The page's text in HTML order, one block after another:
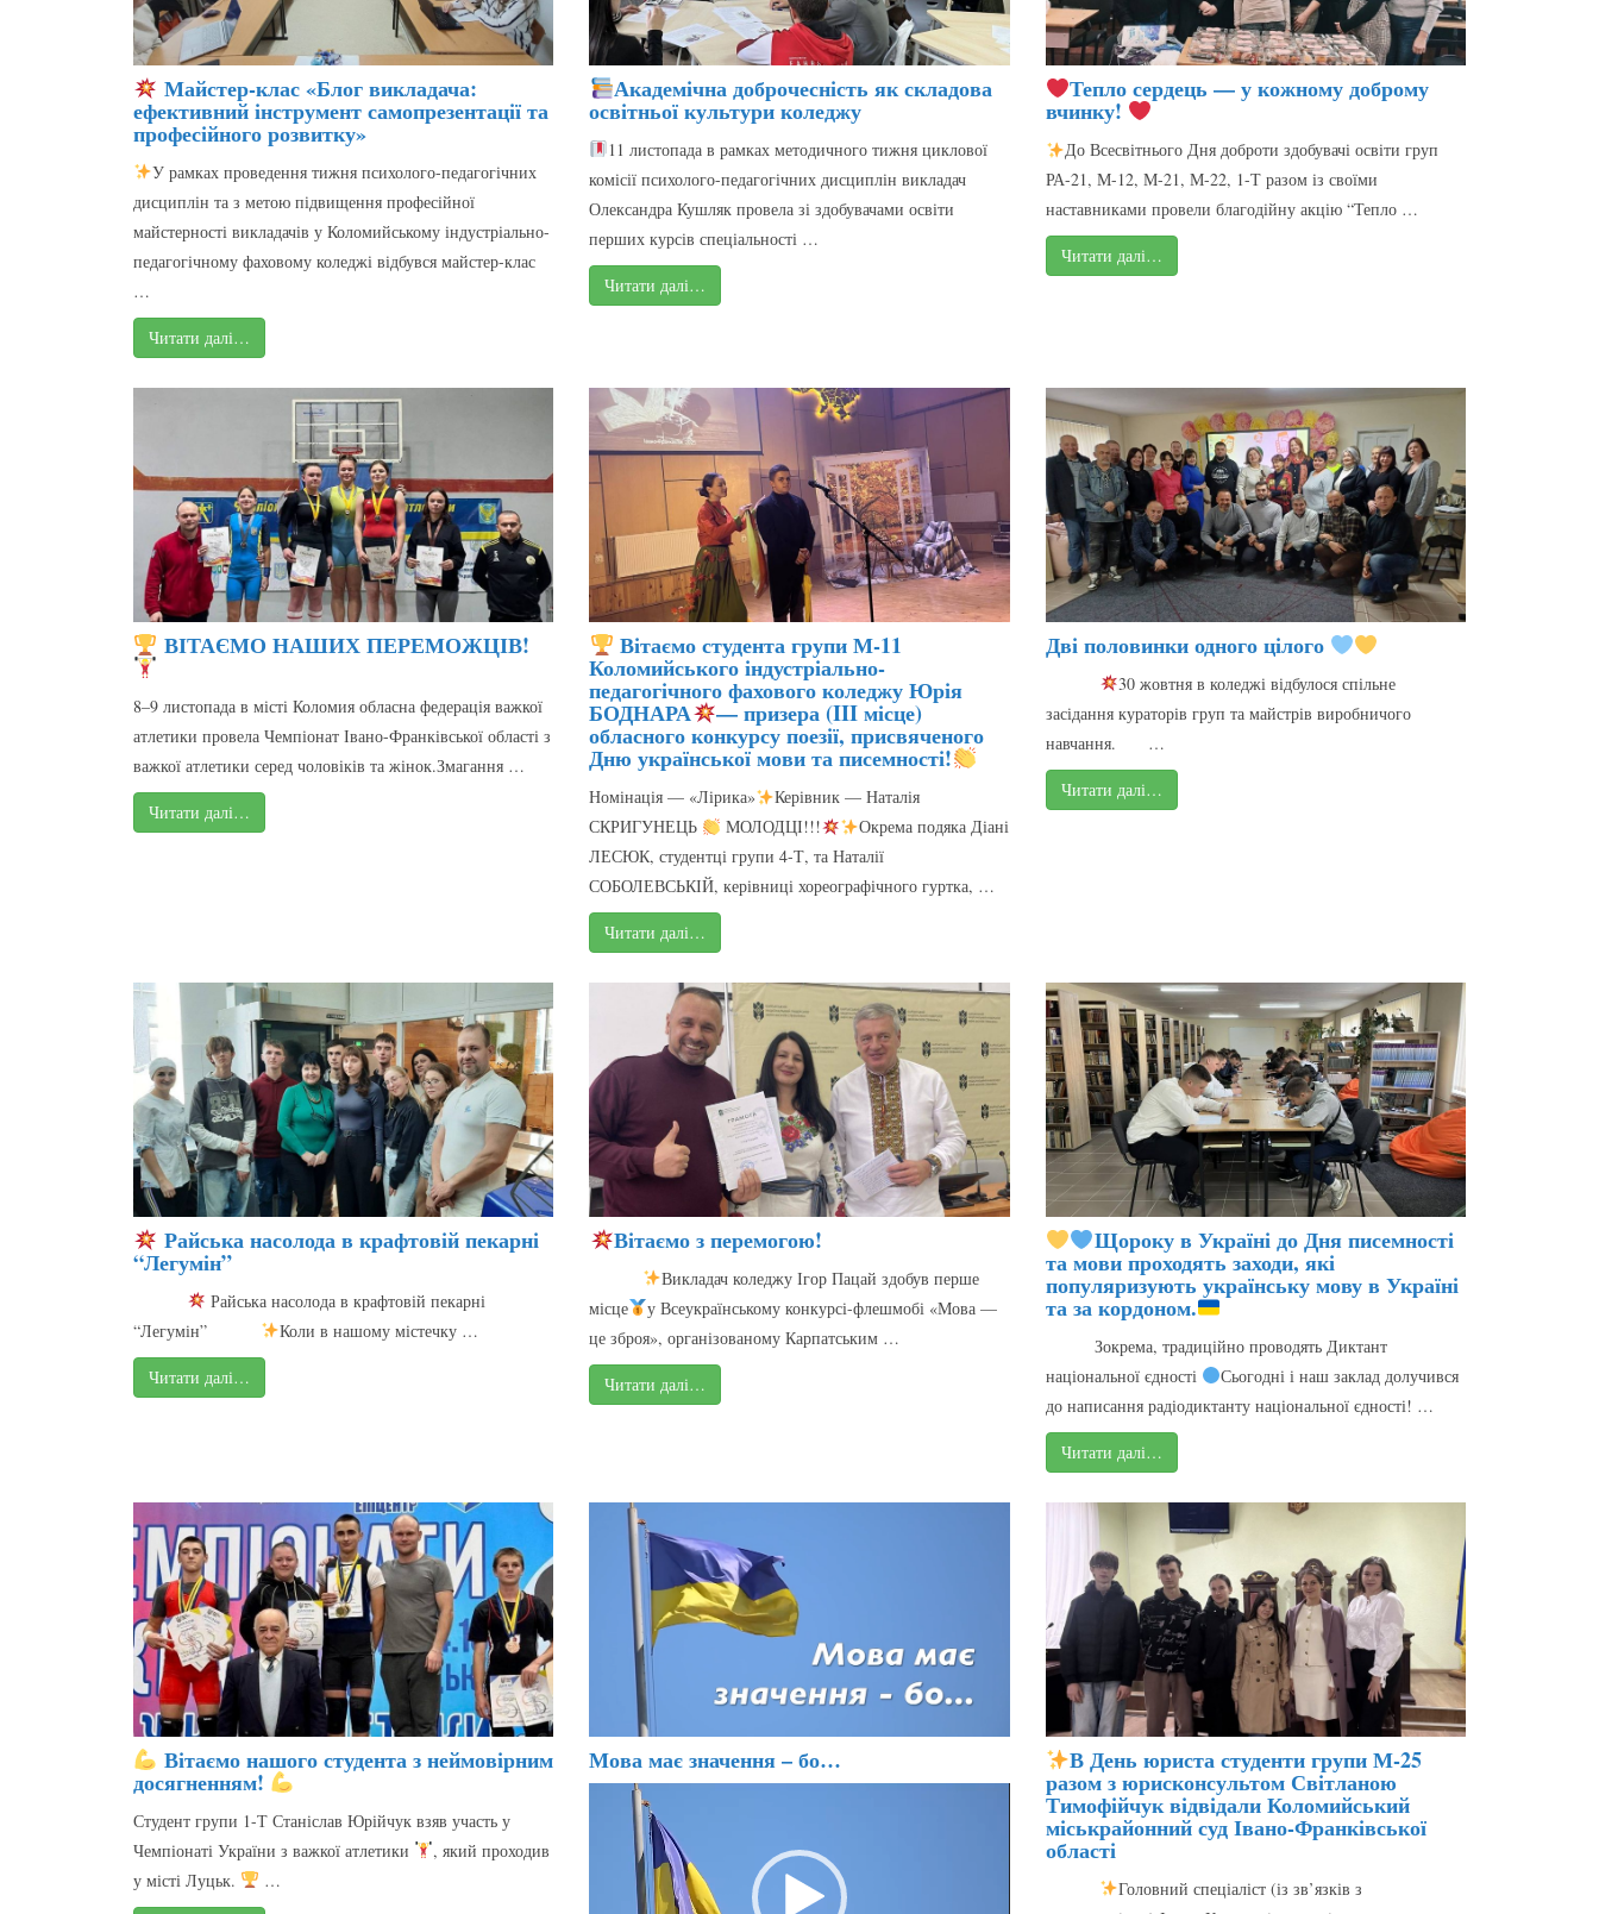
Майстер-клас «Блог викладача:
ефективний інструмент самопрезентації та
професійного розвитку»
У рамках проведення тижня психолого-педагогічних
дисциплін та з метою підвищення професійної
майстерності викладачів у Коломийському індустріально-
педагогічному фаховому коледжі відбувся майстер-клас
…
Читати далі…
Академічна доброчесність як складова
освітньої культури коледжу
11 листопада в рамках методичного тижня циклової
комісії психолого-педагогічних дисциплін викладач
Олександра Кушляк провела зі здобувачами освіти
перших курсів спеціальності …
Читати далі…
Тепло сердець — у кожному доброму
вчинку!
До Всесвітнього Дня доброти здобувачі освіти груп
РА-21, М-12, М-21, М-22, 1-Т разом із своїми
наставниками провели благодійну акцію “Тепло …
Читати далі…
ВІТАЄМО НАШИХ ПЕРЕМОЖЦІВ!
8–9 листопада в місті Коломия обласна федерація важкої
атлетики провела Чемпіонат Івано-Франківської області з
важкої атлетики серед чоловіків та жінок.Змагання …
Читати далі…
Вітаємо студента групи М-11
Коломийського індустріально-
педагогічного фахового коледжу Юрія
БОДНАРА — призера (III місце)
обласного конкурсу поезії, присвяченого
Дню української мови та писемності!
Номінація — «Лірика»
Керівник — Наталія
СКРИГУНЕЦЬ
МОЛОДЦІ!!!
Окрема подяка Діані
ЛЕСЮК, студентці групи 4-Т, та Наталії
СОБОЛЕВСЬКІЙ, керівниці хореографічного гуртка, …
Читати далі…
Дві половинки одного цілого
30 жовтня в коледжі відбулося спільне
засідання кураторів груп та майстрів виробничого
навчання. …
Читати далі…
Райська насолода в крафтовій пекарні
“Легумін”
Райська насолода в крафтовій пекарні
“Легумін”
Коли в нашому містечку …
Читати далі…
Вітаємо з перемогою!
Викладач коледжу Ігор Пацай здобув перше
місце
у Всеукраїнському конкурсі-флешмобі «Мова —
це зброя», організованому Карпатським …
Читати далі…
Щороку в Україні до Дня писемності
та мови проходять заходи, які
популяризують українську мову в Україні
та за кордоном.
Зокрема, традиційно проводять Диктант
національної єдності
Сьогодні і наш заклад долучився
до написання радіодиктанту національної єдності! …
Читати далі…
Вітаємо нашого студента з неймовірним
досягненням!
Студент групи 1-Т Станіслав Юрійчук взяв участь у
Чемпіонаті України з важкої атлетики
, який проходив
у місті Луцьк.
…
Мова має значення – бо…
Відеопрогравач
В День юриста студенти групи М-25
разом з юрисконсультом Світланою
Тимофійчук відвідали Коломийський
міськрайонний суд Івано-Франківської
області
Головний спеціаліст (із зв’язків з